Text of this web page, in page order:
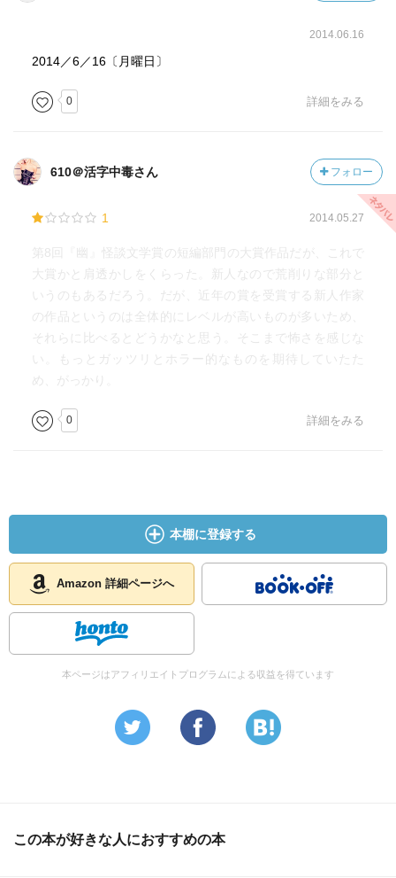
2014.06.16
2014／6／16〔月曜日〕
0 詳細をみる
610＠活字中毒さん フォロー
1 2014.05.27
第8回『幽』怪談文学賞の短編部門の大賞作品だが、これで
大賞かと肩透かしをくらった。新人なので荒削りな部分と
いうのもあるだろう。だが、近年の賞を受賞する新人作家
の作品というのは全体的にレベルが高いものが多いため、
それらに比べるとどうかなと思う。そこまで怖さを感じな
い。もっとガッツリとホラー的なものを期待していたた
め、がっかり。
0 詳細をみる
本棚に登録する
Amazon 詳細ページへ
本ページはアフィリエイトプログラムによる収益を得ています
この本が好きな人におすすめの本